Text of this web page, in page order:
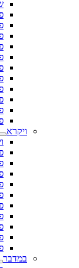
ויקרא
במדבר